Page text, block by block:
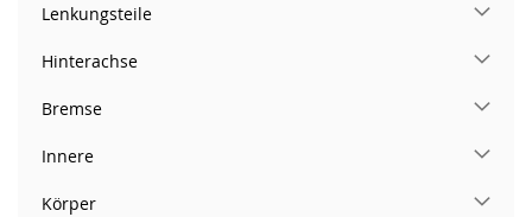
Lenkungsteile
Hinterachse
Bremse
Innere
Körper